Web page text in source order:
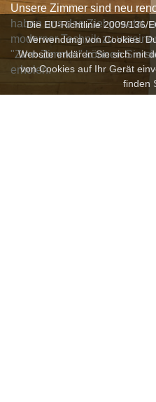
Unsere Zimmer sind neu
haben uns das Ziel gesetzt,
moderner Technik zu
"Zirm-Zimmer" können Sie
erholen.
Die EU-Richtlinie 2009/136/
Verwendung von Cookies.
Website erklären Sie sich mit
von Cookies auf Ihr Gerät
finden